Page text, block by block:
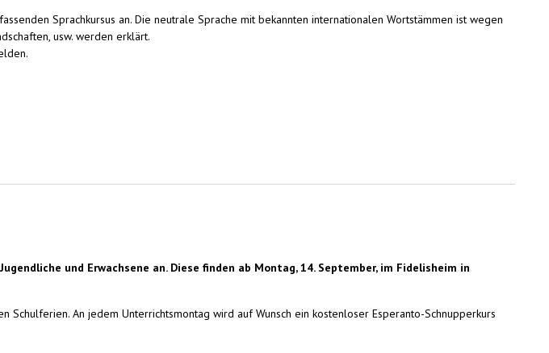
Sprachkursus an. Die neutrale Sprache mit bekannten internationalen Wortstämmen ist wegen
usw. werden erklärt.
is external)
und Erwachsene an. Diese finden ab Montag, 14. September, im Fidelisheim in
An jedem Unterrichtsmontag wird auf Wunsch ein kostenloser Esperanto-Schnupperkurs